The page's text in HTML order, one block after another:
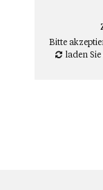
Bitte
laden Sie